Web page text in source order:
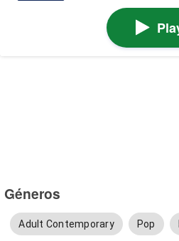
Géneros
Adult Contemporary Pop